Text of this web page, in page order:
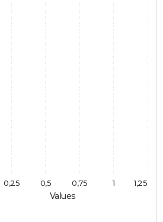
Values
1
0,25 0,5 0,75 1,25